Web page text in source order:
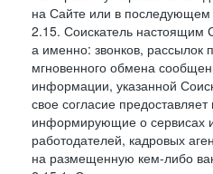
на Сайте или в последующем
2.15. Соискатель настоящим
а именно: звонков, рассылок
мгновенного обмена
информации, указанной
свое согласие
информирующие о сервисах и
работодателей, кадровых
на размещенную кем-либо